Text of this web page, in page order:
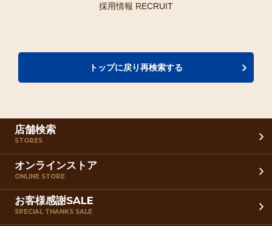
採用情報 RECRUIT
トップに戻り再検索する
店舗検索
STORES
オンラインストア
ONLINE STORE
お客様感謝SALE
SPECIAL THANKS SALE